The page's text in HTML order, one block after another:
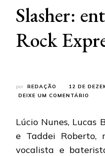
Slasher:
Rock
por REDAÇÃO
12 DE
DEIXE UM COMENTÁRIO
NO
CAST
Lúcio Nunes, Lucas
e Taddei Roberto,
vocalista e